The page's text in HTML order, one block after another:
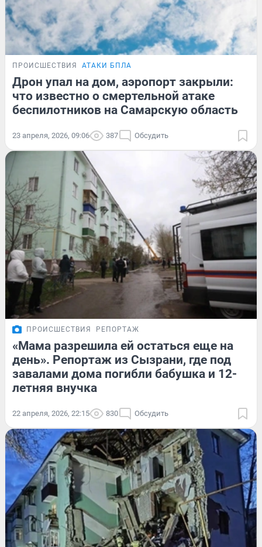
ПРОИСШЕСТВИЯ АТАКИ БПЛА
Дрон упал на дом, аэропорт закрыли:
что известно о смертельной атаке
беспилотников на Самарскую область
23 апреля, 2026, 09:06 387 Обсудить
ПРОИСШЕСТВИЯ РЕПОРТАЖ
«Мама разрешила ей остаться еще на
день». Репортаж из Сызрани, где под
завалами дома погибли бабушка и 12-
летняя внучка
22 апреля, 2026, 22:15 830 Обсудить